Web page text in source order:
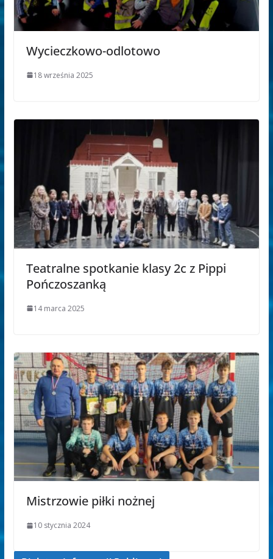
Wycieczkowo-odlotowo
18 września 2025
Teatralne spotkanie klasy 2c z Pippi
Pończoszanką
14 marca 2025
Mistrzowie piłki nożnej
10 stycznia 2024